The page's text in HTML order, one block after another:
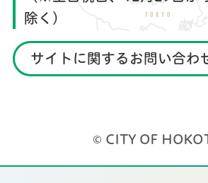
除く）
サイトに関するお問い合わ
© CITY OF